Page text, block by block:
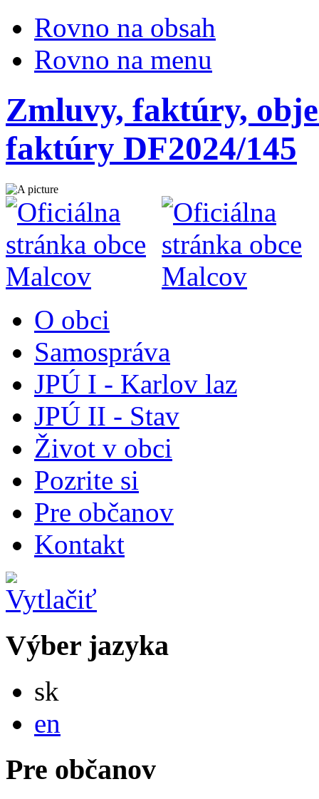
Rovno na obsah
Rovno na menu
Zmluvy, faktúry,
faktúry DF2024/145
O obci
Samospráva
JPÚ I - Karlov laz
JPÚ II - Stav
Život v obci
Pozrite si
Pre občanov
Kontakt
Výber jazyka
sk
en
Pre občanov